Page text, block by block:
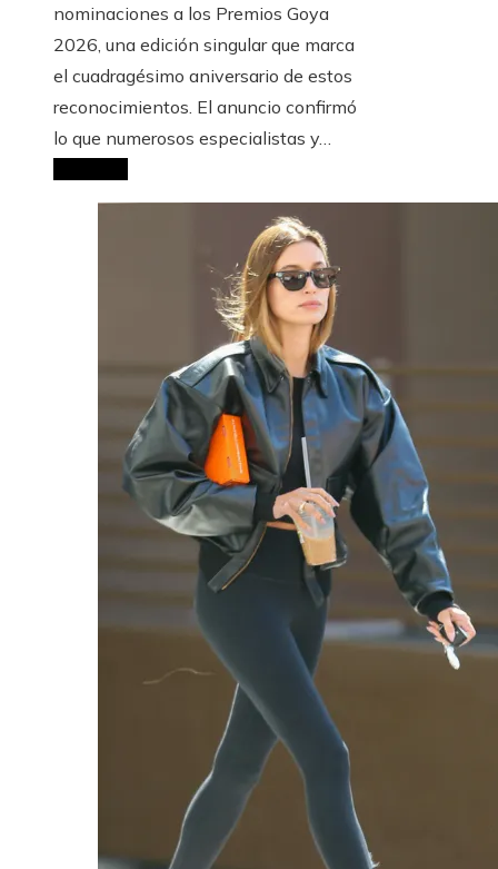
nominaciones a los Premios Goya
2026, una edición singular que marca
el cuadragésimo aniversario de estos
reconocimientos. El anuncio confirmó
lo que numerosos especialistas y…